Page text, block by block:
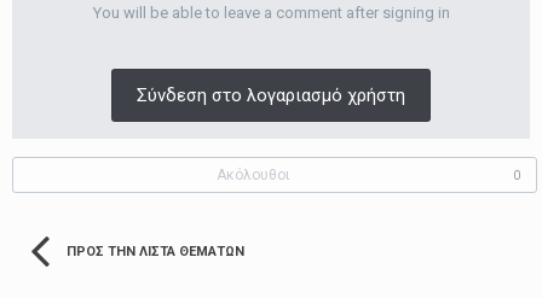
You will be able to leave a comment after signing in
Σύνδεση στο λογαριασμό χρήστη
Ακόλουθοι 0
ΠΡΟΣ ΤΗΝ ΛΊΣΤΑ ΘΕΜΆΤΩΝ